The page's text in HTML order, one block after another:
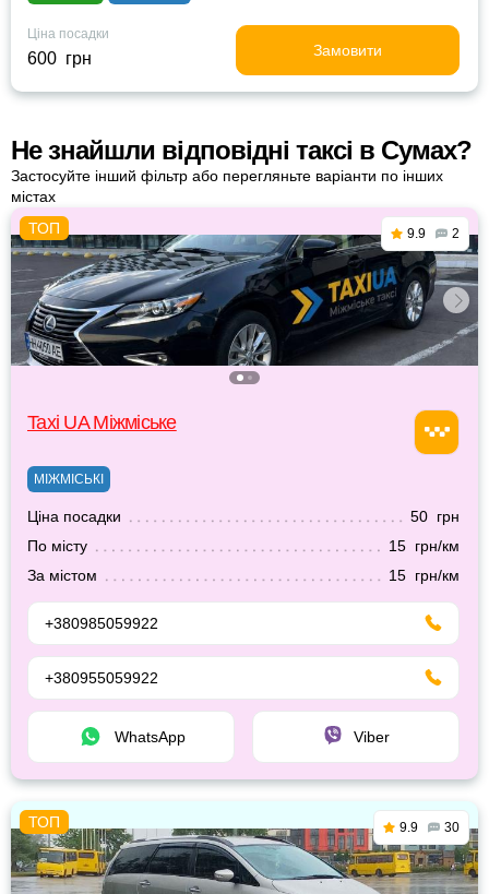
Ціна посадки
600 грн Замовити
Не знайшли відповідні таксі в Сумах?
Застосуйте інший фільтр або перегляньте варіанти по інших
містах
9.9 2
Taxi UA Міжміське
МІЖМІСЬКІ
Ціна посадки
50 грн
По місту
15 грн/км
За містом
15 грн/км
+380985059922
+380955059922
WhatsApp Viber
9.9 30